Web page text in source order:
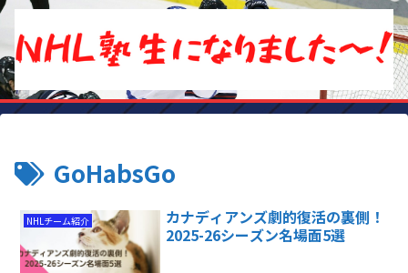
GoHabsGo
NHLチーム紹介
カナディアンズ劇的復活の裏側！
2025-26シーズン名場面5選